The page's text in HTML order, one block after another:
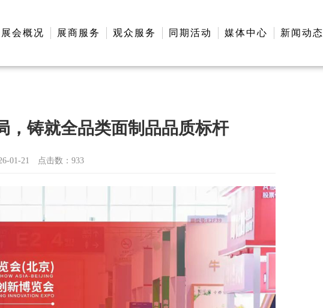
展会概况 展商服务 观众服务 同期活动 媒体中心 新闻动态
，铸就全品类面制品品质标杆
01-21 点击数： 933